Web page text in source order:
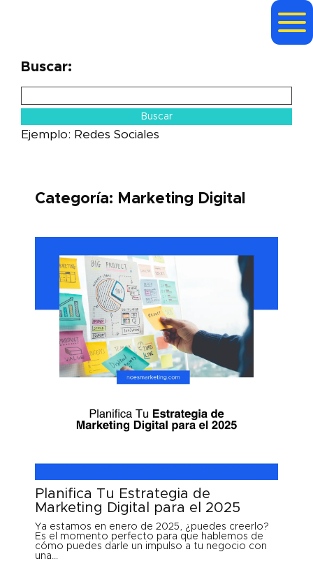
Buscar:
Ejemplo: Redes Sociales
Categoría: Marketing Digital
Planifica Tu Estrategia de
Marketing Digital para el 2025
Ya estamos en enero de 2025, ¿puedes creerlo?
Es el momento perfecto para que hablemos de
cómo puedes darle un impulso a tu negocio con
una...